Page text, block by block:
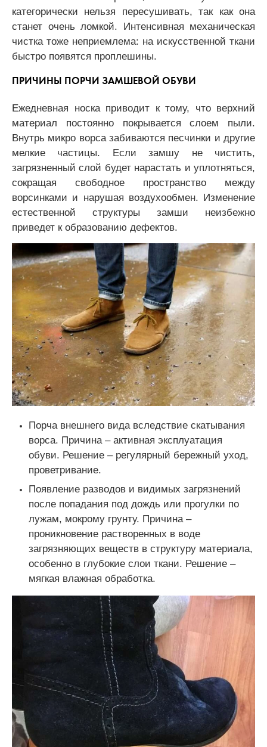
категорически нельзя пересушивать, так как она
станет очень ломкой. Интенсивная механическая
чистка тоже неприемлема: на искусственной ткани
быстро появятся проплешины.
ПРИЧИНЫ ПОРЧИ ЗАМШЕВОЙ ОБУВИ
Ежедневная носка приводит к тому, что верхний
материал постоянно покрывается слоем пыли.
Внутрь микро ворса забиваются песчинки и другие
мелкие частицы. Если замшу не чистить,
загрязненный слой будет нарастать и уплотняться,
сокращая свободное пространство между
ворсинками и нарушая воздухообмен. Изменение
естественной структуры замши неизбежно
приведет к образованию дефектов.
Порча внешнего вида вследствие скатывания
ворса. Причина – активная эксплуатация
обуви. Решение – регулярный бережный уход,
проветривание.
Появление разводов и видимых загрязнений
после попадания под дождь или прогулки по
лужам, мокрому грунту. Причина –
проникновение растворенных в воде
загрязняющих веществ в структуру материала,
особенно в глубокие слои ткани. Решение –
мягкая влажная обработка.